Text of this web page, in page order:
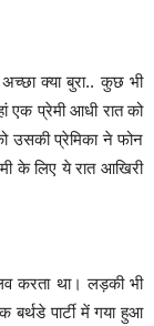
क्या बुरा.. कुछ भी
एक प्रेमी आधी रात को
उसकी प्रेमिका ने फोन
के लिए ये रात आखिरी
करता था। लड़की भी
पार्टी में गया हुआ